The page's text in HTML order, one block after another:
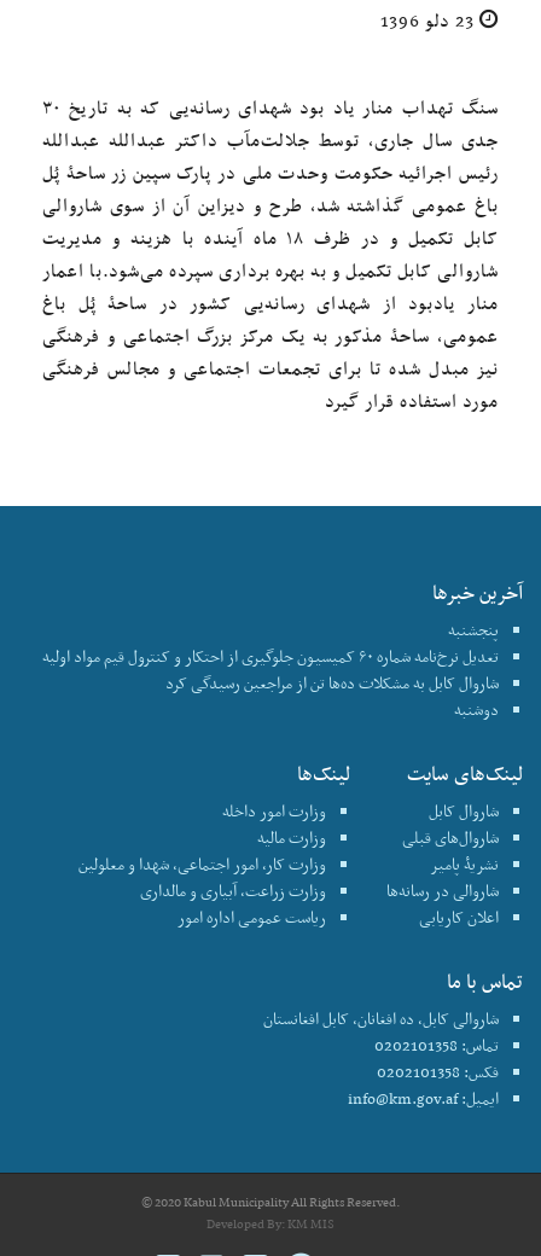
سنگ تهداب منار یاد بود شهدای رسانه‌یی که به تاریخ ۳۰
جدی سال جاری، توسط جلالت‌مآب داکتر عبدالله عبدالله
رئیس اجرائیه حکومت وحدت ملی در پارک سپین زر ساحۀ پُل
باغ عمومی گذاشته شد، طرح و دیزاین آن از سوی شاروالی
کابل تکمیل و در ظرف ۱۸ ماه آینده با هزینه و مدیریت
شاروالی کابل تکمیل و به بهره برداری سپرده می‌شود.با اعمار
منار یادبود از شهدای رسانه‌یی کشور در ساحۀ پُل باغ
عمومی، ساحۀ مذکور به یک مرکز بزرگ اجتماعی و فرهنگی
نیز مبدل شده تا برای تجمعات اجتماعی و مجالس فرهنگی
مورد استفاده قرار گیرد
آخرین خبرها
پنجشنبه
تعدیل نرخ‌نامه شماره ۶۰ کمیسیون جلوگیری از احتکار و کنترول قیم مواد اولیه
شاروال کابل به مشکلات ده‌ها تن از مراجعین رسیدگی کرد
دوشنبه
لینک‌های سایت
شاروال کابل
شاروال‌های قبلی
نشریۀ پامیر
شاروالی در رسانه‌ها
اعلان کاریابی
لینک‌ها
وزارت امور داخله
وزارت مالیه
وزارت کار، امور اجتماعی، شهدا و معلولین
وزارت زراعت، آبیاری و مالداری
ریاست عمومی اداره امور
تماس با ما
شاروالی کابل، ده افغانان، کابل افغانستان
تماس: 0202101358
فکس: 0202101358
ایمیل:info@km.gov.af
© 2020 Kabul Municipality All Rights Reserved.
Developed By:KM MIS